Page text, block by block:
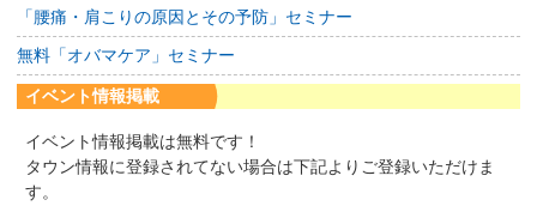
「腰痛・肩こりの原因とその予防」セミナー
無料「オバマケア」セミナー
イベント情報掲載
イベント情報掲載は無料です！
タウン情報に登録されてない場合は下記よりご登録いただけま
す。